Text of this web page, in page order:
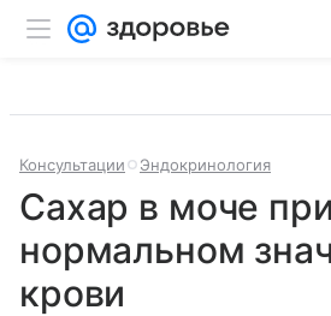
Консультации Эндокринология
Сахар в моче при
нормальном
крови